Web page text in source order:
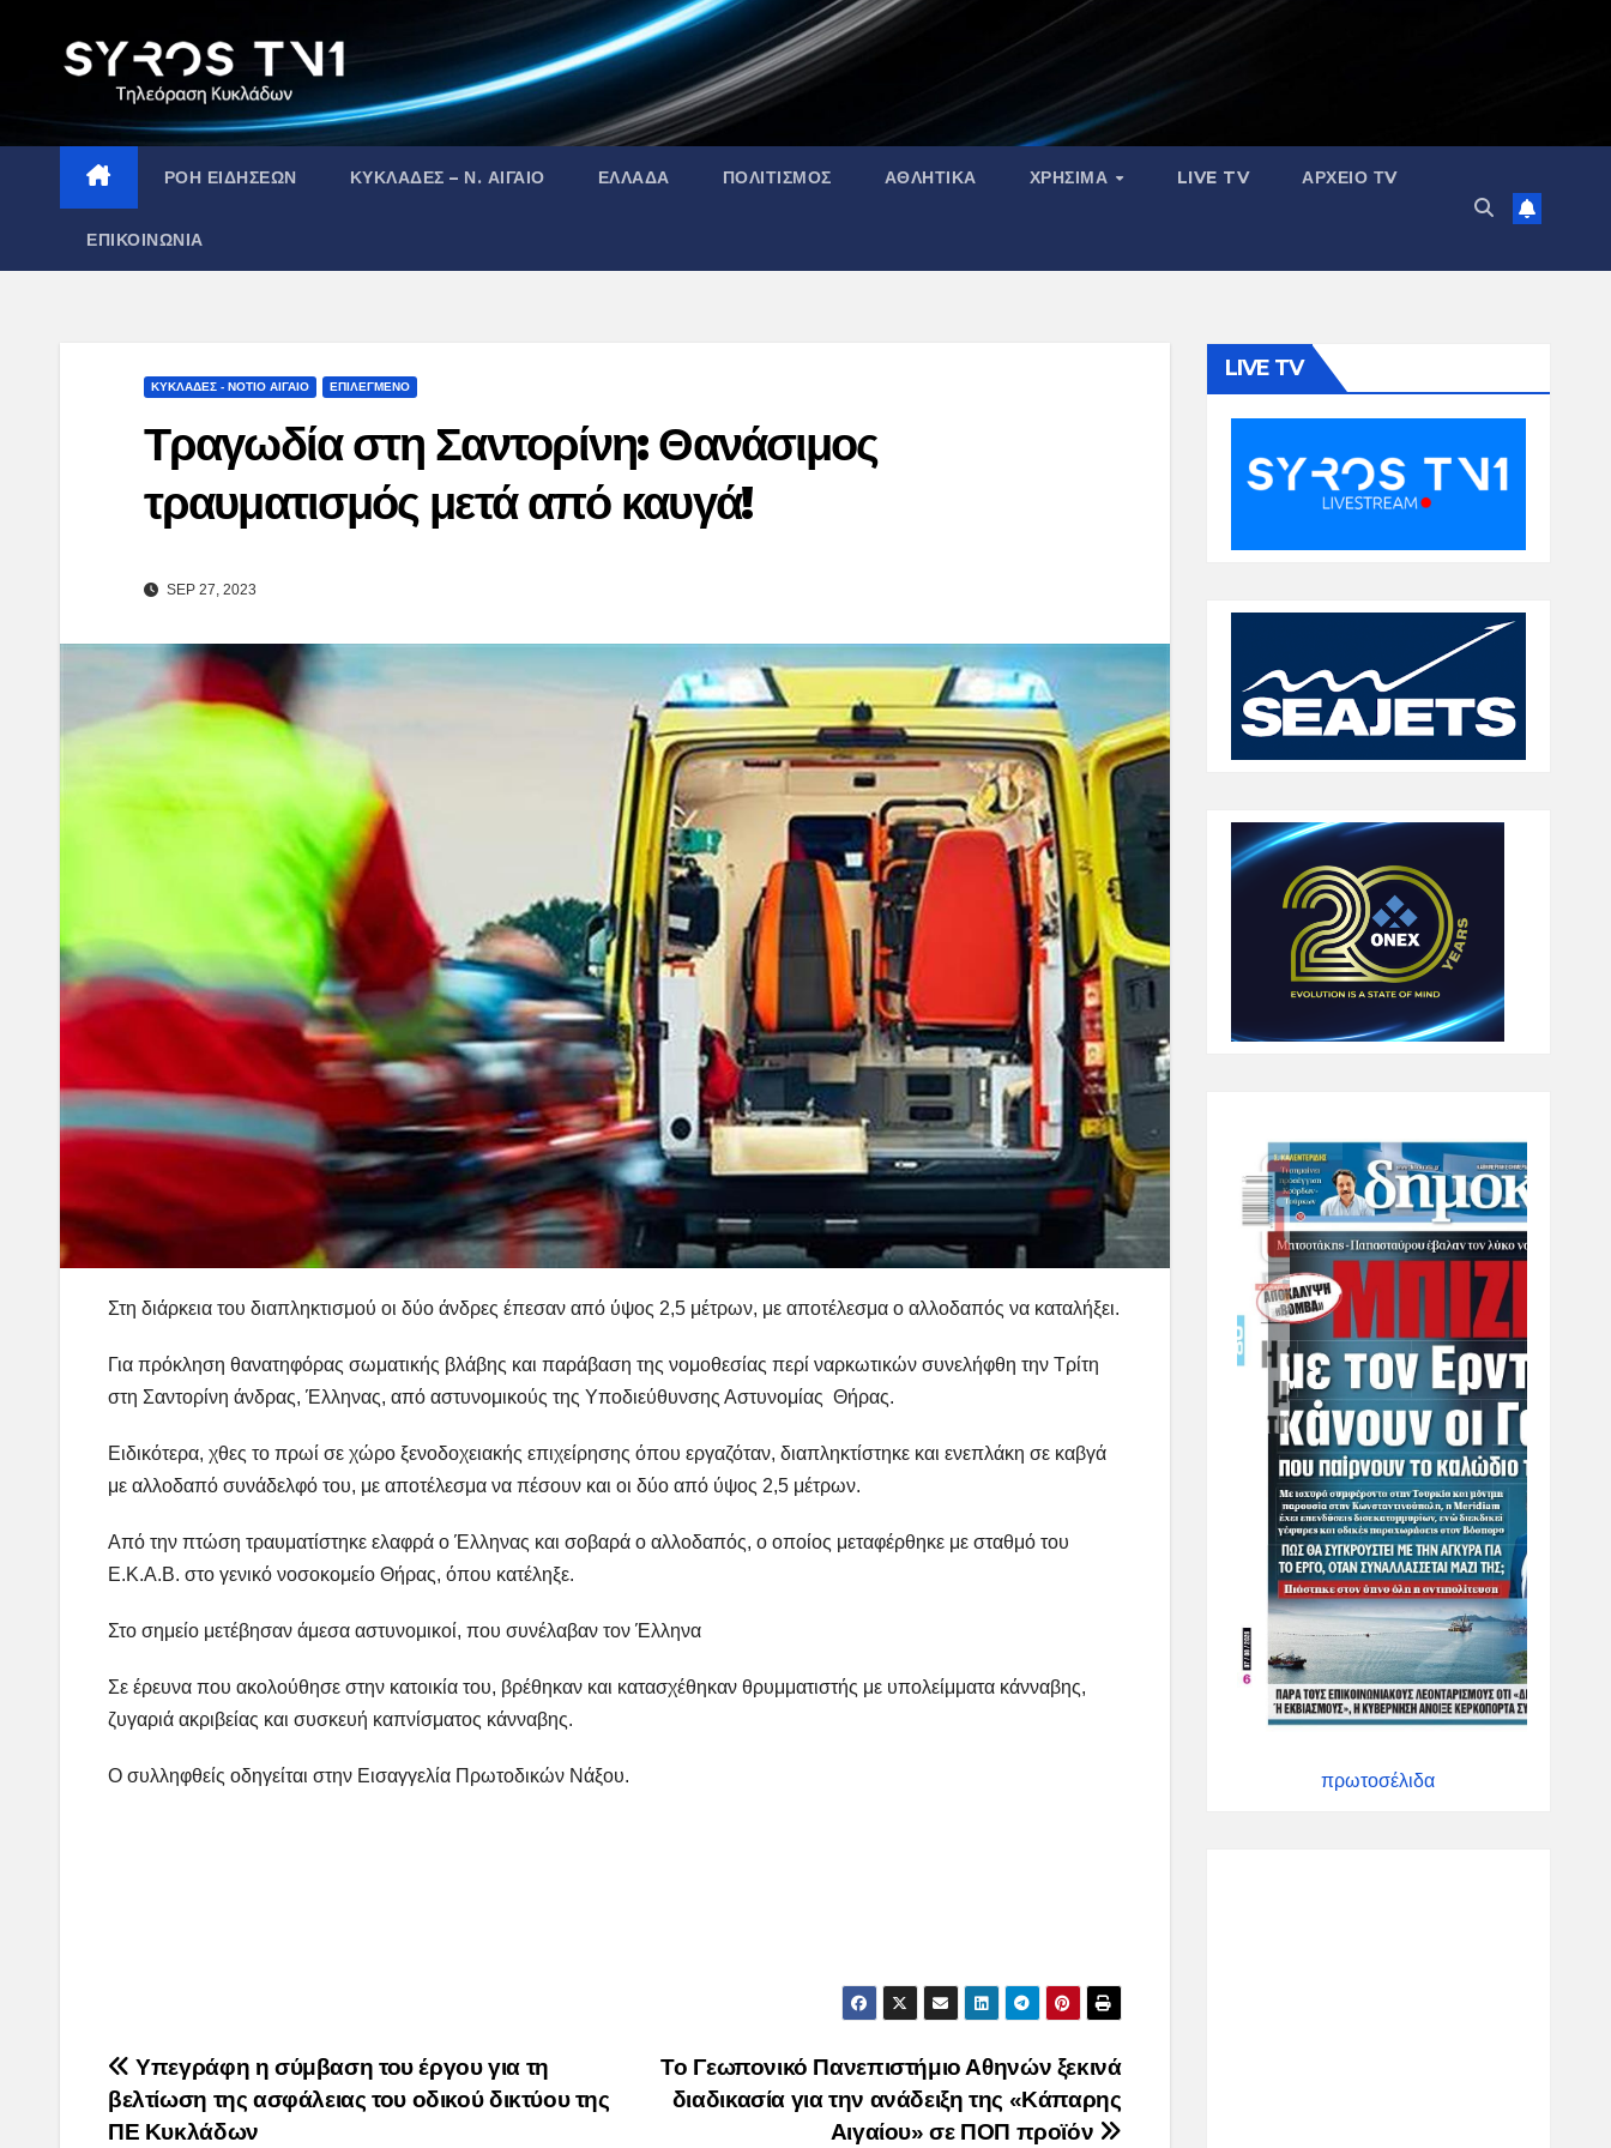
ΡΟΗ ΕΙΔΗΣΕΩΝ ΚΥΚΛΑΔΕΣ – Ν. ΑΙΓΑΙΟ ΕΛΛΑΔΑ ΠΟΛΙΤΙΣΜΟΣ ΑΘΛΗΤΙΚΑ ΧΡΗΣΙΜΑ LIVE TV ΑΡΧΕΙΟ ΤV
ΕΠΙΚΟΙΝΩΝΙΑ
ΚΥΚΛΑΔΕΣ - ΝΟΤΙΟ ΑΙΓΑΙΟ ΕΠΙΛΕΓΜΕΝΟ
Τραγωδία στη Σαντορίνη: Θανάσιμος
τραυματισμός μετά από καυγά!
SEP 27, 2023
Στη διάρκεια του διαπληκτισμού οι δύο άνδρες έπεσαν από ύψος 2,5 μέτρων, με αποτέλεσμα ο αλλοδαπός να καταλήξει.
Για πρόκληση θανατηφόρας σωματικής βλάβης και παράβαση της νομοθεσίας περί ναρκωτικών συνελήφθη την Τρίτη
στη Σαντορίνη άνδρας, Έλληνας, από αστυνομικούς της Υποδιεύθυνσης Αστυνομίας Θήρας.
Ειδικότερα, χθες το πρωί σε χώρο ξενοδοχειακής επιχείρησης όπου εργαζόταν, διαπληκτίστηκε και ενεπλάκη σε καβγά
με αλλοδαπό συνάδελφό του, με αποτέλεσμα να πέσουν και οι δύο από ύψος 2,5 μέτρων.
Από την πτώση τραυματίστηκε ελαφρά ο Έλληνας και σοβαρά ο αλλοδαπός, ο οποίος μεταφέρθηκε με σταθμό του
Ε.Κ.Α.Β. στο γενικό νοσοκομείο Θήρας, όπου κατέληξε.
Στο σημείο μετέβησαν άμεσα αστυνομικοί, που συνέλαβαν τον Έλληνα
Σε έρευνα που ακολούθησε στην κατοικία του, βρέθηκαν και κατασχέθηκαν θρυμματιστής με υπολείμματα κάνναβης,
ζυγαριά ακριβείας και συσκευή καπνίσματος κάνναβης.
Ο συλληφθείς οδηγείται στην Εισαγγελία Πρωτοδικών Νάξου.
Post
navigation
To Γεωπονικό Πανεπιστήμιο Αθηνών ξεκινά
διαδικασία για την ανάδειξη της «Κάπαρης
Αιγαίου» σε ΠΟΠ προϊόν
Υπεγράφη η σύμβαση του έργου για τη
βελτίωση της ασφάλειας του οδικού δικτύου της
ΠΕ Κυκλάδων
LIVE TV
πρωτοσέλιδα